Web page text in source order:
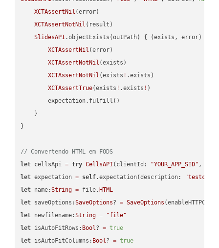
XCTAssertNil (error)
XCTAssertNotNil (result)
SlidesAPI .objectExists(outPath) { (exists, error) ->
XCTAssertNil (error)
XCTAssertNotNil (exists)
XCTAssertNotNil (exists ! .exists)
XCTAssertTrue(exists ! .exists ! )
        expectation.fulfill()
    }
}
// Convertendo HTML em FODS
let cellsApi = try CellsAPI (clientId: "YOUR_APP_SID" ,
let expectation = self.expectation(description:
let name:String = file. HTML
let saveOptions:SaveOptions? = SaveOptions
let newfilename:String =
"file"
let isAutoFitRows: Bool? = true
let isAutoFitColumns: Bool? = true